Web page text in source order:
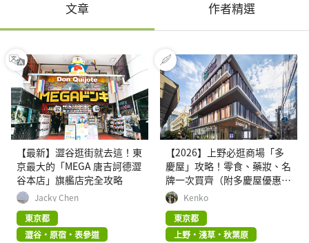
文章 作者精選
【最新】澀谷逛街就去這！東
京最大的「MEGA 唐吉訶德澀
谷本店」旗艦店完全攻略
Jacky Chen
東京都
澀谷・原宿・表參道
【2026】上野必逛商場「多
慶屋」攻略！零食、藥妝、名
牌一次買齊（附多慶屋優惠
券）Kenko
東京都
上野・淺草・秋葉原